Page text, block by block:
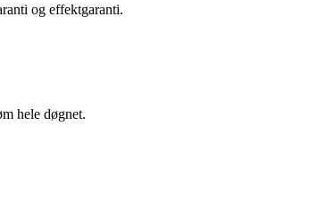
og effektgaranti.
hele døgnet.